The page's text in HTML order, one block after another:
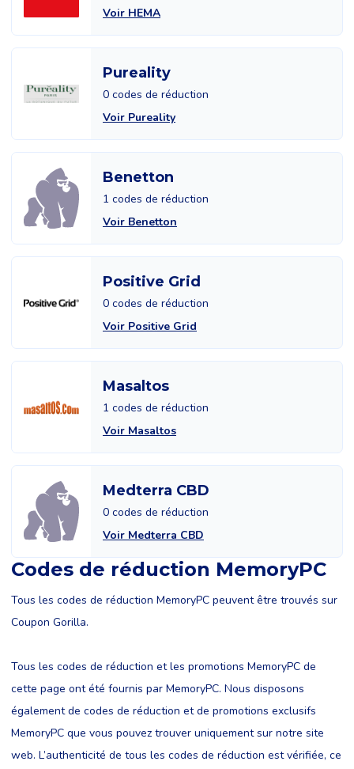
Voir HEMA
Pureality
0 codes de réduction
Voir Pureality
Benetton
1 codes de réduction
Voir Benetton
Positive Grid
0 codes de réduction
Voir Positive Grid
Masaltos
1 codes de réduction
Voir Masaltos
Medterra CBD
0 codes de réduction
Voir Medterra CBD
Codes de réduction MemoryPC
Tous les codes de réduction MemoryPC peuvent être trouvés sur
Coupon Gorilla.
Tous les codes de réduction et les promotions MemoryPC de
cette page ont été fournis par MemoryPC. Nous disposons
également de codes de réduction et de promotions exclusifs
MemoryPC que vous pouvez trouver uniquement sur notre site
web. L’authenticité de tous les codes de réduction est vérifiée, ce